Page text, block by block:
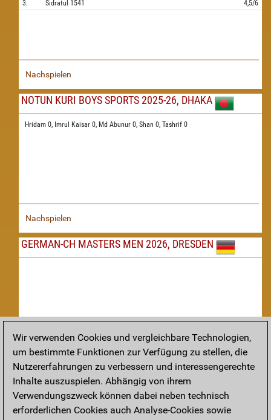
3.
Sidratul 1541 4,5/6
Nachspielen
NOTUN KURI BOYS SPORTS 2025-26, DHAKA
Hridam 0, Imrul Kaisar 0, Md Abunur 0, Shan 0, Tashrif 0
Nachspielen
GERMAN-CH MASTERS MEN 2026, DRESDEN
Nachspielen
TAKTIK
Taktikstellungen aus den heutigen Partien
Wir verwenden Cookies und vergleichbare Technologien,
um bestimmte Funktionen zur Verfügung zu stellen, die
Nutzererfahrungen zu verbessern und interessengerechte
Inhalte auszuspielen. Abhängig von ihrem
Verwendungszweck können dabei neben technisch
erforderlichen Cookies auch Analyse-Cookies sowie